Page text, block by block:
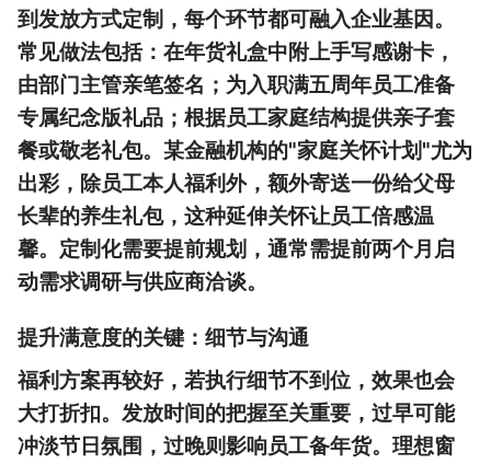
到发放方式定制，每个环节都可融入企业基因。
常见做法包括：在年货礼盒中附上手写感谢卡，
由部门主管亲笔签名；为入职满五周年员工准备
专属纪念版礼品；根据员工家庭结构提供亲子套
餐或敬老礼包。某金融机构的"家庭关怀计划"尤为
出彩，除员工本人福利外，额外寄送一份给父母
长辈的养生礼包，这种延伸关怀让员工倍感温
馨。定制化需要提前规划，通常需提前两个月启
动需求调研与供应商洽谈。
提升满意度的关键：细节与沟通
福利方案再较好，若执行细节不到位，效果也会
大打折扣。发放时间的把握至关重要，过早可能
冲淡节日氛围，过晚则影响员工备年货。理想窗